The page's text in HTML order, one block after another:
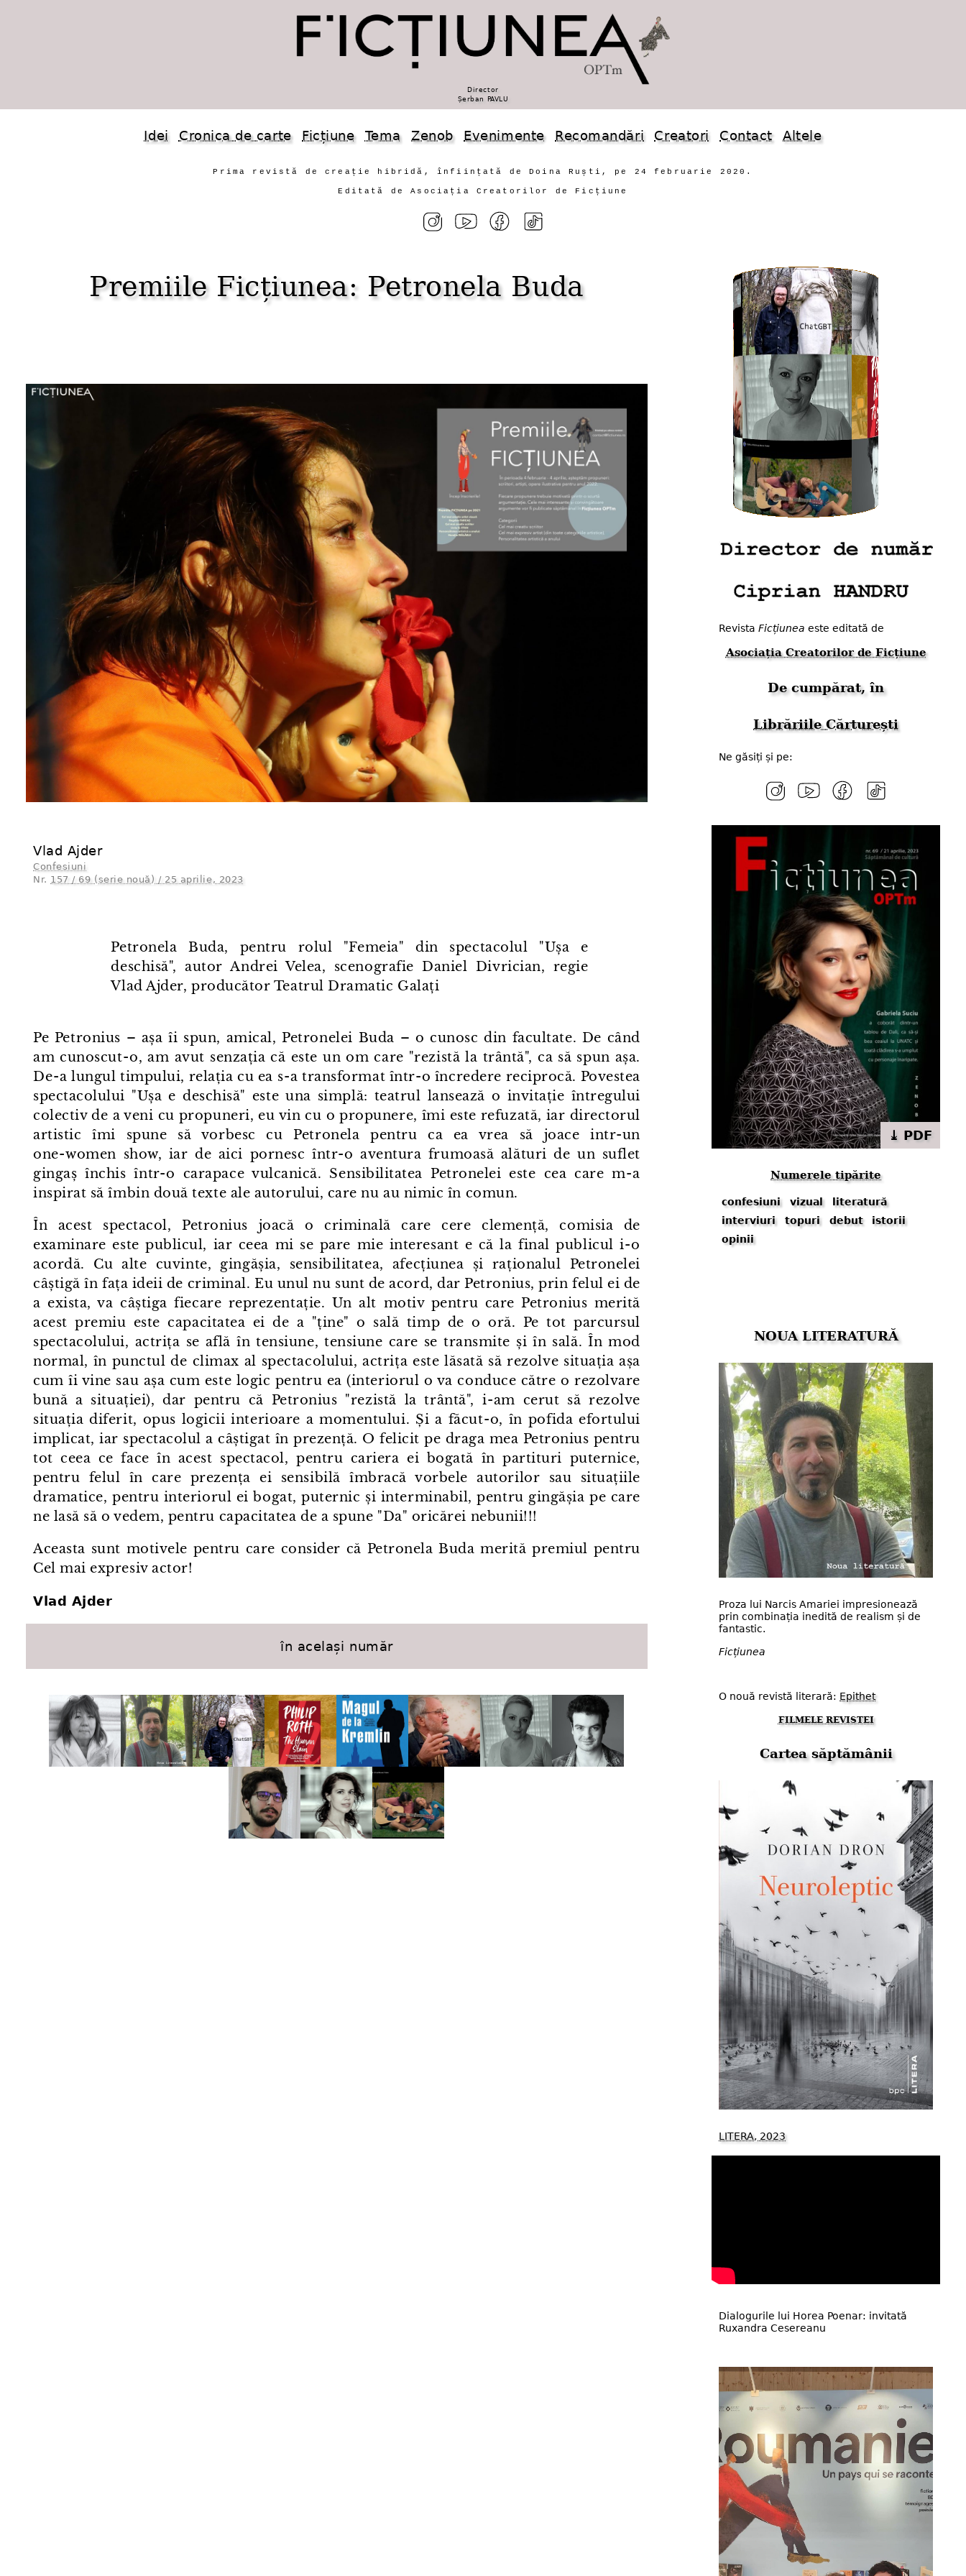
Director
Șerban PAVLU
Idei Cronica de carte Ficțiune Tema Zenob Evenimente Recomandări Creatori Contact Altele
Prima revistă de creație hibridă, înființată de Doina Ruști, pe 24 februarie 2020.
Editată de Asociația Creatorilor de Ficțiune
Premiile Ficțiunea: Petronela Buda
Vlad Ajder
Confesiuni
Nr. 157 / 69 (serie nouă) / 25 aprilie, 2023
Petronela Buda, pentru rolul "Femeia" din spectacolul "Ușa e
deschisă", autor Andrei Velea, scenografie Daniel Divrician, regie
Vlad Ajder, producător Teatrul Dramatic Galați
Pe Petronius – așa îi spun, amical, Petronelei Buda – o cunosc din facultate. De când
am cunoscut⁠-⁠o, am avut senzația că este un om care "rezistă la trântă", ca să spun așa.
De⁠-⁠a lungul timpului, relația cu ea s⁠-⁠a transformat într⁠-⁠o încredere reciprocă. Povestea
spectacolului "Ușa e deschisă" este una simplă: teatrul lansează o invitație întregului
colectiv de a veni cu propuneri, eu vin cu o propunere, îmi este refuzată, iar directorul
artistic îmi spune să vorbesc cu Petronela pentru ca ea vrea să joace intr⁠-⁠un
one⁠-⁠women show, iar de aici pornesc într⁠-⁠o aventura frumoasă alături de un suflet
gingaș închis într⁠-⁠o carapace vulcanică. Sensibilitatea Petronelei este cea care m⁠-⁠a
inspirat să îmbin două texte ale autorului, care nu au nimic în comun.
În acest spectacol, Petronius joacă o criminală care cere clemență, comisia de
examinare este publicul, iar ceea mi se pare mie interesant e că la final publicul i⁠-⁠o
acordă. Cu alte cuvinte, gingășia, sensibilitatea, afecțiunea și raționalul Petronelei
câștigă în fața ideii de criminal. Eu unul nu sunt de acord, dar Petronius, prin felul ei de
a exista, va câștiga fiecare reprezentație. Un alt motiv pentru care Petronius merită
acest premiu este capacitatea ei de a "ține" o sală timp de o oră. Pe tot parcursul
spectacolului, actrița se află în tensiune, tensiune care se transmite și în sală. În mod
normal, în punctul de climax al spectacolului, actrița este lăsată să rezolve situația așa
cum îi vine sau așa cum este logic pentru ea (interiorul o va conduce către o rezolvare
bună a situației), dar pentru că Petronius "rezistă la trântă", i⁠-⁠am cerut să rezolve
situația diferit, opus logicii interioare a momentului. Și a făcut⁠-⁠o, în pofida efortului
implicat, iar spectacolul a câștigat în prezență. O felicit pe draga mea Petronius pentru
tot ceea ce face în acest spectacol, pentru cariera ei bogată în partituri puternice,
pentru felul în care prezența ei sensibilă îmbracă vorbele autorilor sau situațiile
dramatice, pentru interiorul ei bogat, puternic și interminabil, pentru gingășia pe care
ne lasă să o vedem, pentru capacitatea de a spune "Da" oricărei nebunii!!!
Aceasta sunt motivele pentru care consider că Petronela Buda merită premiul pentru
Cel mai expresiv actor!
Vlad Ajder
în același număr
Revista Ficțiunea este editată de
Asociația Creatorilor de Ficțiune
De cumpărat, în
Librăriile Cărturești
Ne găsiți și pe:
⤓ PDF
Numerele tipărite
confesiuni vizual
literatură
interviuri
topuri debut
istorii
opinii
NOUA LITERATURĂ
Proza lui Narcis Amariei impresionează
prin combinația inedită de realism și de
fantastic.
Ficțiunea
O nouă revistă literară: Epithet
FILMELE REVISTEI
Cartea săptămânii
LITERA, 2023
Dialogurile lui Horea Poenar: invitată
Ruxandra Cesereanu